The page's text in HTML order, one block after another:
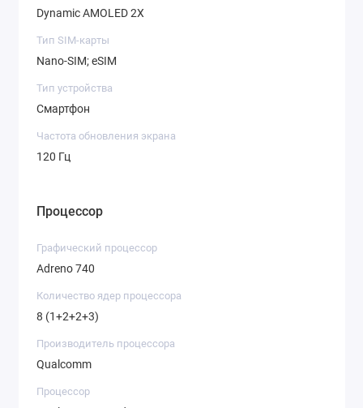
Dynamic AMOLED 2X
Тип SIM-карты
Nano-SIM; eSIM
Тип устройства
Смартфон
Частота обновления экрана
120 Гц
Процессор
Графический процессор
Adreno 740
Количество ядер процессора
8 (1+2+2+3)
Производитель процессора
Qualcomm
Процессор